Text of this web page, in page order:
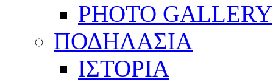
PHOTO GALLERY
ΠΟΔΗΛΑΣΙΑ
ΙΣΤΟΡΙΑ